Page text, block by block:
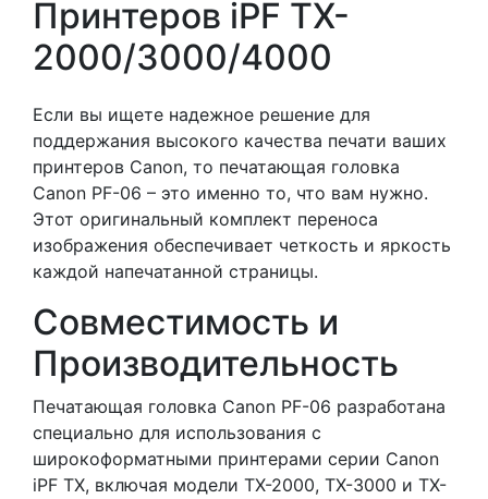
Принтеров iPF TX-
2000/3000/4000
Если вы ищете надежное решение для
поддержания высокого качества печати ваших
принтеров Canon, то печатающая головка
Canon PF-06 – это именно то, что вам нужно.
Этот оригинальный комплект переноса
изображения обеспечивает четкость и яркость
каждой напечатанной страницы.
Совместимость и
Производительность
Печатающая головка Canon PF-06 разработана
специально для использования с
широкоформатными принтерами серии Canon
iPF TX, включая модели TX-2000, TX-3000 и TX-